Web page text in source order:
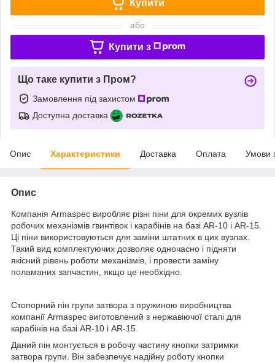
Купити
або
Купити з
Що таке купити з Пром?
Замовлення під захистом
Доступна доставка
Опис Характеристики Доставка Оплата Умови
Опис
Компанія Armaspec виробляє різні піни для окремих вузлів
робочих механізмів гвинтівок і карабінів на базі AR-10 і AR-15.
Ці піни використовуються для заміни штатних в цих вузлах.
Такий вид комплектуючих дозволяє одночасно і підняти
якісний рівень роботи механізмів, і провести заміну
поламаних запчастин , якщо це необхідно.
Стопорний пін групи затвора з пружиною виробництва
компанії Armaspec виготовлений з нержавіючої сталі для
карабінів на базі AR-10 і AR-15.
Даний пін монтується в робочу частину кнопки затримки
затвора групи. Він забезпечує надійну роботу кнопки